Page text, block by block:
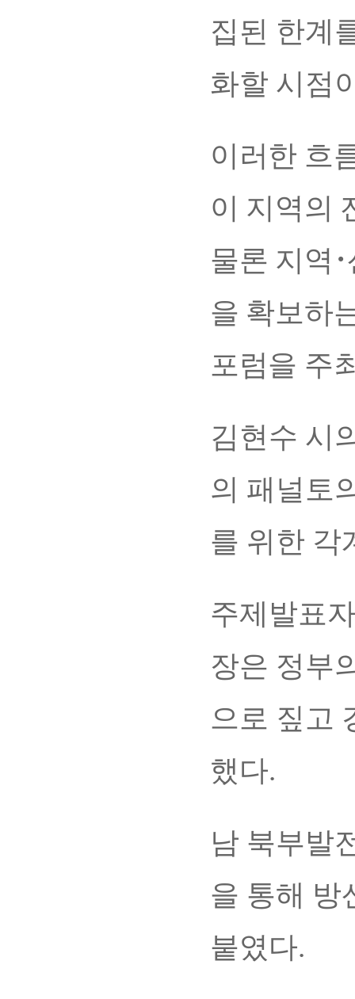
집된 한계
화할 시점
이러한 흐
이 지역의
물론 지역
을 확보하
포럼을 주
김현수 시
의 패널토
를 위한 각
주제발표
장은 정부
으로 짚고
했다.
남 북부발
을 통해 방
붙였다.